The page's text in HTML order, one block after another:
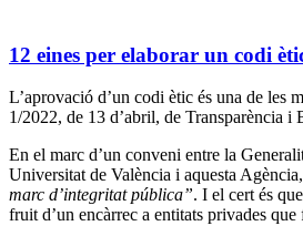
12 eines per elaborar un codi
L’aprovació d’un codi ètic és una de les
1/2022, de 13 d’abril, de Transparència
En el marc d’un conveni entre la
Universitat de València i aquesta
marc d’integritat pública”. I el cert és
fruit d’un encàrrec a entitats privades